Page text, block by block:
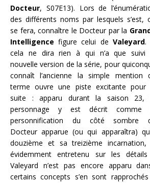
Docteur, S07E13). Lors de
des différents noms par lesquels s’est,
se fera, connaître le Docteur par la
Intelligence figure celui de Valeyard.
cela ne dira rien à qui n’a que suivi
nouvelle version de la série, pour
connaît l’ancienne la simple mention
terme ouvre une piste excitante pour
suite : apparu durant la saison 23,
personnage y est décrit comme
personnification du côté sombre
Docteur apparue (ou qui apparaîtra)
douzième et sa treizième
évidemment entretenu sur les
Valeyard n’est pas encore apparu
certains concepts s’en sont